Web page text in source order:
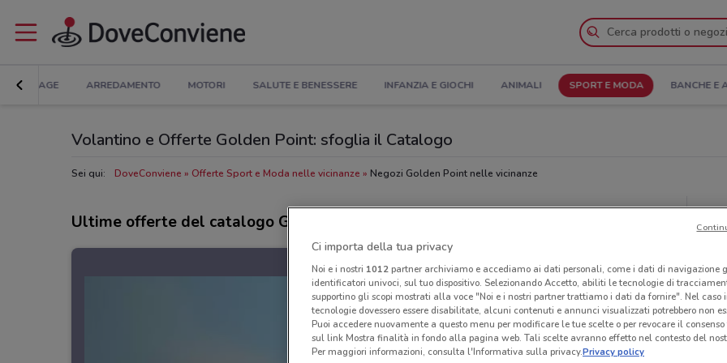
BRICOLAGE ARREDAMENTO MOTORI SALUTE E BENESSERE INFANZIA E GIOCHI ANIMALI SPORT E MODA BANCHE E
Volantino e Offerte Golden Point: sfoglia il Catalogo
Sei qui: DoveConviene Offerte Sport e Moda nelle vicinanze Negozi Golden Point nelle vicinanze
Ultime offerte del catalogo Golden Point
Ci importa della tua privacy
Noi e i nostri 1012partner archiviamo e accediamo ai dati personali, come i dati di navigazione
identificatori univoci, sul tuo dispositivo. Selezionando Accetto, abiliti le tecnologie di
supportino gli scopi mostrati alla voce "Noi e i nostri partner trattiamo i dati da fornire". Nel caso
tecnologie dovessero essere disabilitate, alcuni contenuti e annunci visualizzati potrebbero non
Puoi accedere nuovamente a questo menu per modificare le tue scelte o per revocare il
sul link Mostra finalità in fondo alla pagina web. Tali scelte avranno effetto nel contesto del
Per maggiori informazioni, consulta l'Informativa sulla privacy.Privacy policy